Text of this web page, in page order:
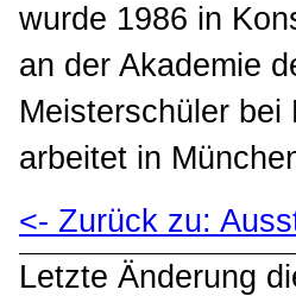
wurde 1986 in
an der Akademie
Meisterschüler
arbeitet in
<- Zurück zu:
Letzte Änderung